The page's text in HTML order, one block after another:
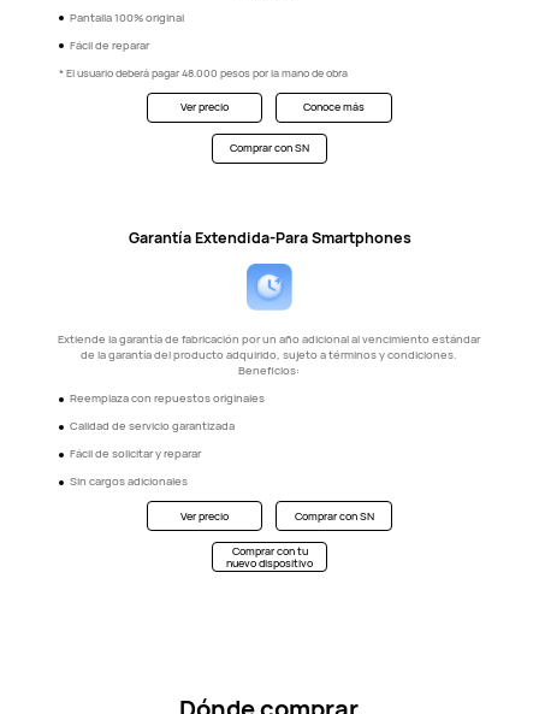
Pantalla 100% original
Fácil de reparar
* El usuario deberá pagar 48.000 pesos por la mano de obra
Ver precio Conoce más
Comprar con SN
Garantía Extendida-Para Smartphones
Extiende la garantía de fabricación por un año adicional al vencimiento estándar
de la garantía del producto adquirido, sujeto a términos y condiciones.
Beneficios:
Reemplaza con repuestos originales
Calidad de servicio garantizada
Fácil de solicitar y reparar
Sin cargos adicionales
Ver precio Comprar con SN
Comprar con tu
nuevo dispositivo